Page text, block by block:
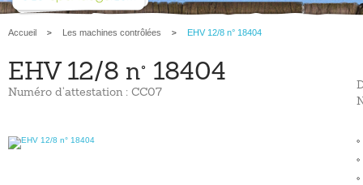
Accueil Les machines contrôlées EHV 12/8 n° 18404
EHV 12/8 n° 18404
Numéro d'attestation : CC07